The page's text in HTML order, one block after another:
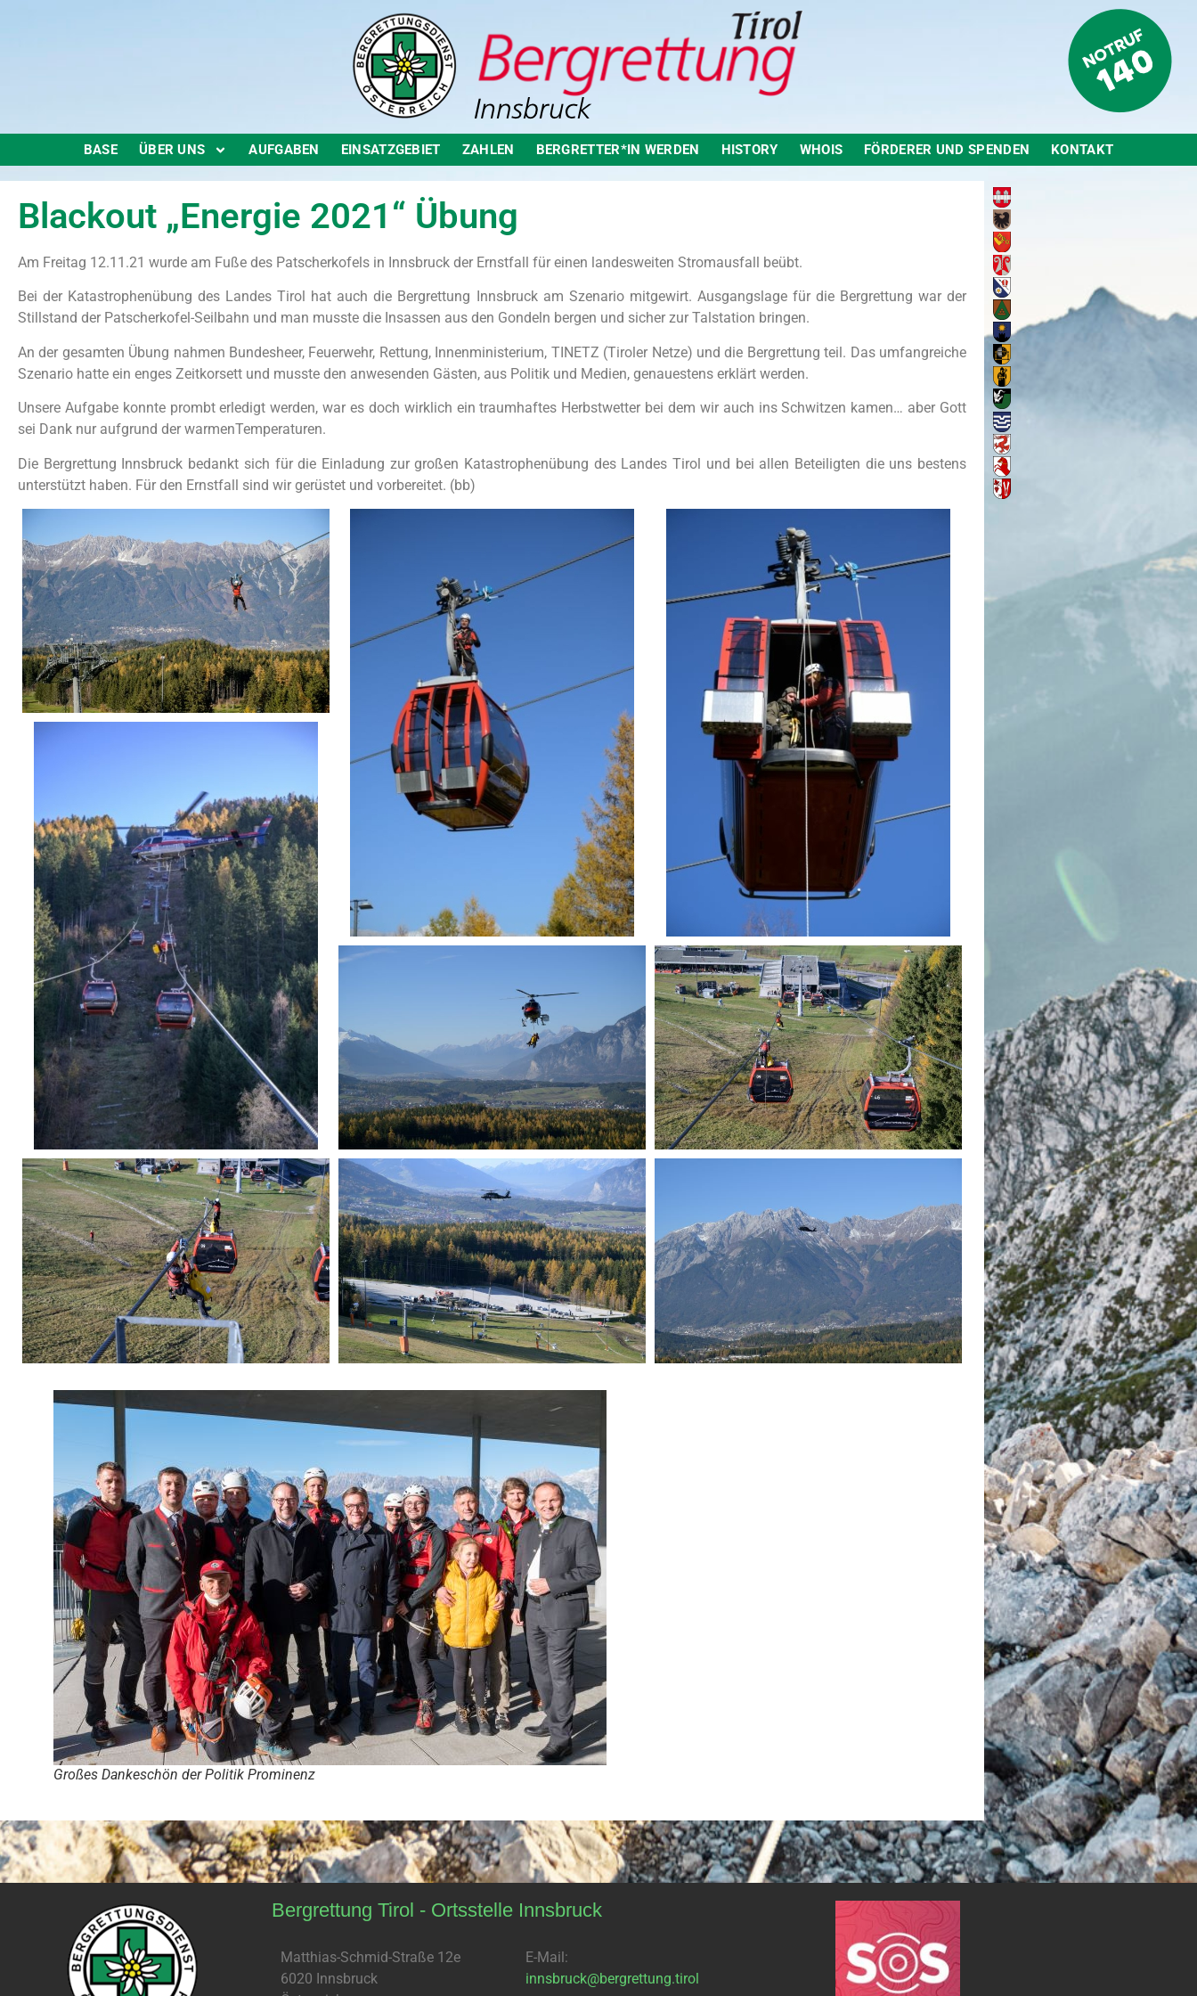
BASE ÜBER UNS AUFGABEN EINSATZGEBIET ZAHLEN BERGRETTER*IN WERDEN HISTORY WHOIS FÖRDERER UND SPENDEN KONTAKT
Blackout „Energie 2021“ Übung
Am Freitag 12.11.21 wurde am Fuße des Patscherkofels in Innsbruck der Ernstfall für einen landesweiten Stromausfall beübt.
Bei der Katastrophenübung des Landes Tirol hat auch die Bergrettung Innsbruck am Szenario mitgewirt. Ausgangslage für die Bergrettung war der
Stillstand der Patscherkofel-Seilbahn und man musste die Insassen aus den Gondeln bergen und sicher zur Talstation bringen.
An der gesamten Übung nahmen Bundesheer, Feuerwehr, Rettung, Innenministerium, TINETZ (Tiroler Netze) und die Bergrettung teil. Das umfangreiche
Szenario hatte ein enges Zeitkorsett und musste den anwesenden Gästen, aus Politik und Medien, genauestens erklärt werden.
Unsere Aufgabe konnte prombt erledigt werden, war es doch wirklich ein traumhaftes Herbstwetter bei dem wir auch ins Schwitzen kamen… aber Gott
sei Dank nur aufgrund der warmenTemperaturen.
Die Bergrettung Innsbruck bedankt sich für die Einladung zur großen Katastrophenübung des Landes Tirol und bei allen Beteiligten die uns bestens
unterstützt haben. Für den Ernstfall sind wir gerüstet und vorbereitet. (bb)
Großes Dankeschön der Politik Prominenz
Bergrettung Tirol - Ortsstelle Innsbruck
Matthias-Schmid-Straße 12e
6020 Innsbruck
E-Mail:
innsbruck@bergrettung.tirol